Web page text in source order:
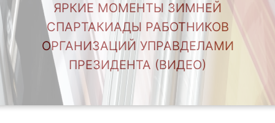
ЯРКИЕ МОМЕНТЫ ЗИМНЕЙ
СПАРТАКИАДЫ РАБОТНИКОВ
ОРГАНИЗАЦИЙ УПРАВДЕЛАМИ
ПРЕЗИДЕНТА (ВИДЕО)